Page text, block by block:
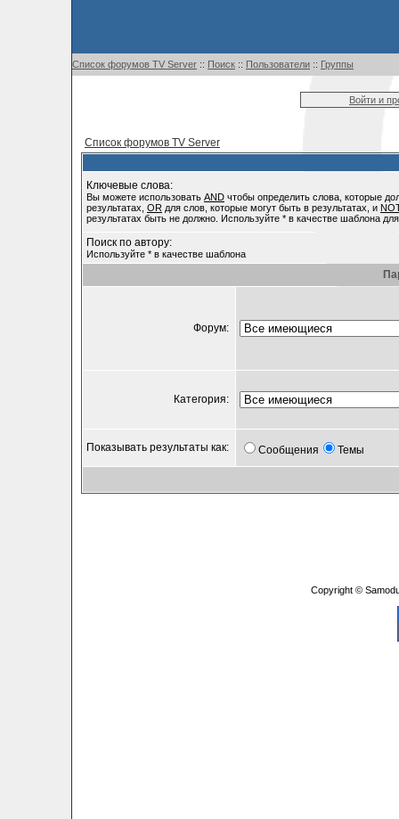
Список форумов TV Server :: Поиск :: Пользователи :: Группы
Войти и
Список форумов TV Server
Ключевые слова:
Вы можете использовать AND чтобы определить слова, которые
результатах, OR для слов, которые могут быть в результатах, и
результатах быть не должно. Используйте * в качестве шаблона
Поиск по автору:
Используйте * в качестве шаблона
Форум:
Категория:
Показывать результаты как: Сообщения Темы
Copyright ©